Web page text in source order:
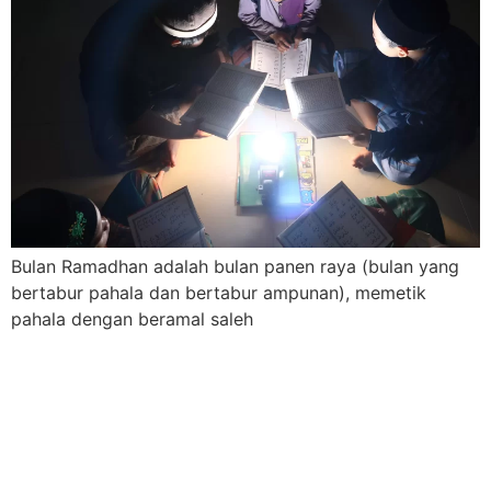
Bulan Ramadhan adalah bulan panen raya (bulan yang
bertabur pahala dan bertabur ampunan), memetik
pahala dengan beramal saleh